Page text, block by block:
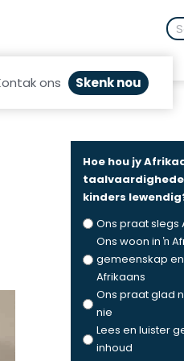
ons Skenk nou
Hoe hou jy
kinders
Ons praat slegs
Ons woon in ŉ
gemeenskap
Afrikaans
Ons praat glad
nie
Lees en luister
inhoud